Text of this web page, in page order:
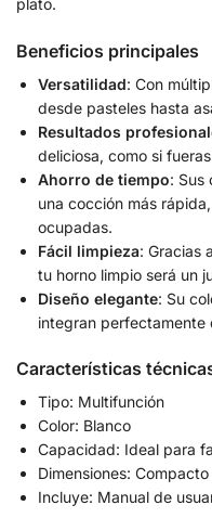
plato.
Beneficios principales
Versatilidad: Con
desde pasteles hasta
Resultados
deliciosa, como si
Ahorro de tiempo: Sus
una cocción más
ocupadas.
Fácil limpieza: Gracias
tu horno limpio será un
Diseño elegante: Su
integran perfectamente
Características
Tipo: Multifunción
Color: Blanco
Capacidad: Ideal para
Dimensiones:
Incluye: Manual de